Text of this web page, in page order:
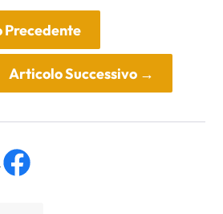
Articolo Successivo→